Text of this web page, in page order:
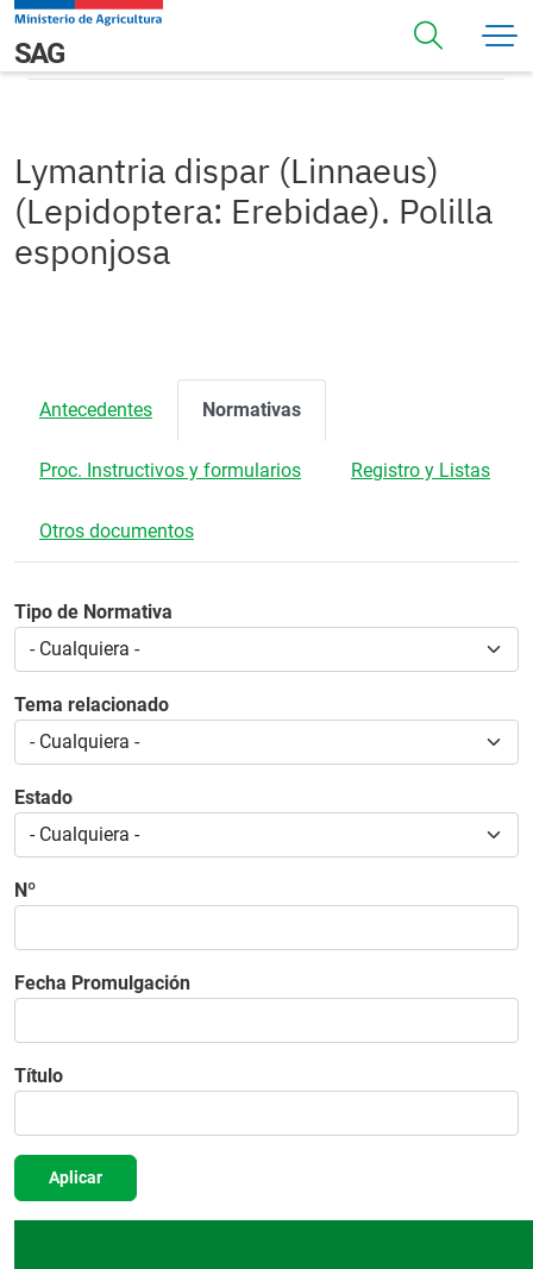
Pasar al contenido principal
Navegación principal
SAGNormativas
Lymantria dispar (Linnaeus)
(Lepidoptera: Erebidae). Polilla
esponjosa
Antecedentes Normativas
Proc. Instructivos y formularios Registro y Listas
Otros documentos
Tipo de Normativa
Tema relacionado
Estado
Nº
Fecha Promulgación
Título
Aplicar